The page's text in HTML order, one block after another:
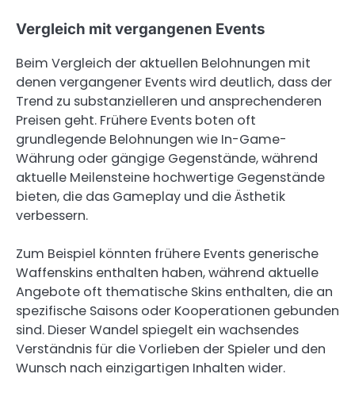
Vergleich mit vergangenen Events
Beim Vergleich der aktuellen Belohnungen mit
denen vergangener Events wird deutlich, dass der
Trend zu substanzielleren und ansprechenderen
Preisen geht. Frühere Events boten oft
grundlegende Belohnungen wie In-Game-
Währung oder gängige Gegenstände, während
aktuelle Meilensteine hochwertige Gegenstände
bieten, die das Gameplay und die Ästhetik
verbessern.
Zum Beispiel könnten frühere Events generische
Waffenskins enthalten haben, während aktuelle
Angebote oft thematische Skins enthalten, die an
spezifische Saisons oder Kooperationen gebunden
sind. Dieser Wandel spiegelt ein wachsendes
Verständnis für die Vorlieben der Spieler und den
Wunsch nach einzigartigen Inhalten wider.